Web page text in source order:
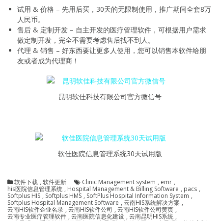
试用 & 价格 – 先用后买，30天的无限制使用，推广期间全套8万
人民币。
售后 & 定制开发 – 自主开发的医疗管理软件，可根据用户需求
做定制开发，完全不需要考虑售后找不到人。
代理 & 销售 – 好东西要让更多人使用，您可以销售本软件给朋
友或者成为代理商！
昆明软佳科技有限公司官方微信号
软佳医院信息管理系统30天试用版
软件下载 , 软件更新 Clinic Management system , emr ,
his医院信息管理系统 , Hospital Management & Billing Software , pacs ,
Softplus HIS , Softplus HMS , SoftPlus Hospital Information System ,
Softplus Hospital Management Software , 云南HIS系统解决方案 ,
云南HIS软件企业名录 , 云南HIS软件公司 , 云南HIS软件公司黄页 ,
云南专业医疗管理软件 , 云南医院信息化建设 , 云南昆明HIS系统 ,